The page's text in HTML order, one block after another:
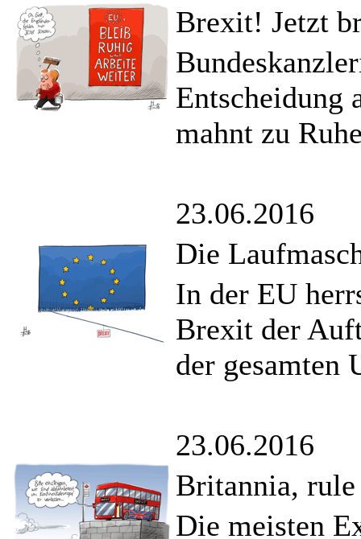
Brexit! Jetzt
Entscheidung
mahnt zu
23.06.2016
Die
In der EU
Brexit der
der gesamten
23.06.2016
Britannia, rule
Die meisten